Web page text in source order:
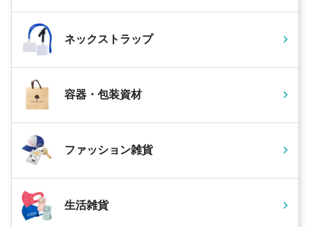
ネックストラップ
容器・包装資材
ファッション雑貨
生活雑貨